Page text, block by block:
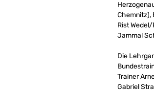
Chemnitz),
Rist
Jammal
Die
Trainer
Gabriel